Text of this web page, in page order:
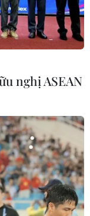
nghị ASEAN